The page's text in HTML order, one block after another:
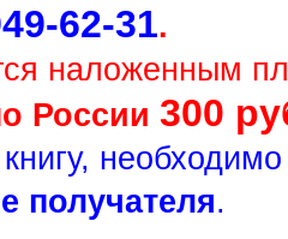
62-31.
наложенным
России 300
книгу,
получателя.